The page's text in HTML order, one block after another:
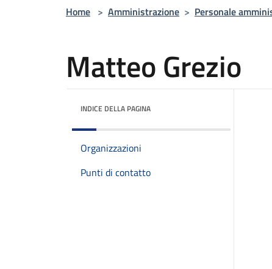
Home > Amministrazione > Personale
Matteo Grezio
INDICE DELLA PAGINA
Organizzazioni
Punti di contatto